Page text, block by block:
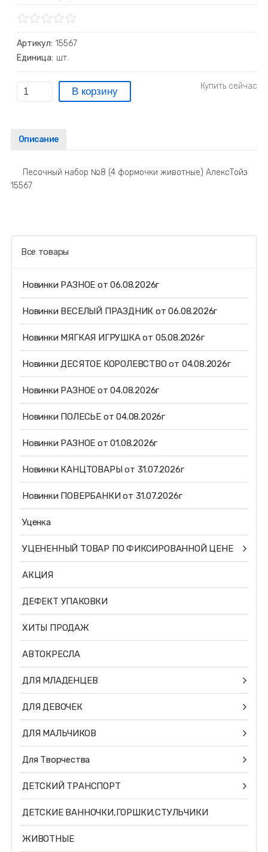
Артикул: 15567
Единица: шт.
Описание
Песочный набор №8 (4 формочки животные) АлексТойз
15567
Все товары
Новинки РАЗНОЕ от 06.08.2026г
Новинки ВЕСЕЛЫЙ ПРАЗДНИК от 06.08.2026г
Новинки МЯГКАЯ ИГРУШКА от 05.08.2026г
Новинки ДЕСЯТОЕ КОРОЛЕВСТВО от 04.08.2026г
Новинки РАЗНОЕ от 04.08.2026г
Новинки ПОЛЕСЬЕ от 04.08.2026г
Новинки РАЗНОЕ от 01.08.2026г
Новинки КАНЦТОВАРЫ от 31.07.2026г
Новинки ПОВЕРБАНКИ от 31.07.2026г
Уценка
УЦЕНЕННЫЙ ТОВАР ПО ФИКСИРОВАННОЙ ЦЕНЕ
АКЦИЯ
ДЕФЕКТ УПАКОВКИ
ХИТЫ ПРОДАЖ
АВТОКРЕСЛА
ДЛЯ МЛАДЕНЦЕВ
ДЛЯ ДЕВОЧЕК
ДЛЯ МАЛЬЧИКОВ
Для Творчества
ДЕТСКИЙ ТРАНСПОРТ
ДЕТСКИЕ ВАННОЧКИ,ГОРШКИ,СТУЛЬЧИКИ
ЖИВОТНЫЕ